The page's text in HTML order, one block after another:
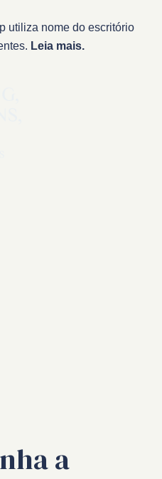
utiliza nome do escritório
Leia mais.
a